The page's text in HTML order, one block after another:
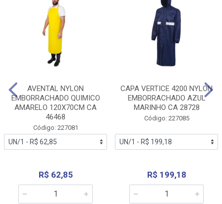
AVENTAL NYLON
EMBORRACHADO QUIMICO
AMARELO 120X70CM CA
46468
Código: 227081
R$ 62,85
CAPA VERTICE 4200 NYLON
EMBORRACHADO AZUL
MARINHO CA 28728
Código: 227085
R$ 199,18